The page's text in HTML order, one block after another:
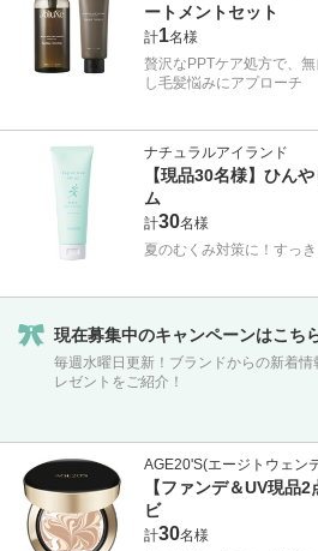
ートメントセット
計1名様
贅沢なPPTケア処方で、
し毛髪悩みにアプローチ
ナチュラルアイランド
【現品30名様】ひん
ム
計30名様
夏のむくみ対策に！すっ
現在募集中のキャンペーンはこち
毎週水曜日更新！ブランドからの新着情
レゼントをご紹介！
AGE20'S(エージトウェン
【ファンデ＆UV現品
ビ
計30名様